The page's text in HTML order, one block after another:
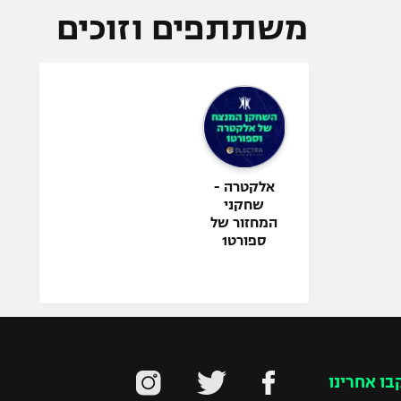
משתתפים וזוכים
אלקטרה -
שחקני
המחזור של
ספורט1
אחרינו